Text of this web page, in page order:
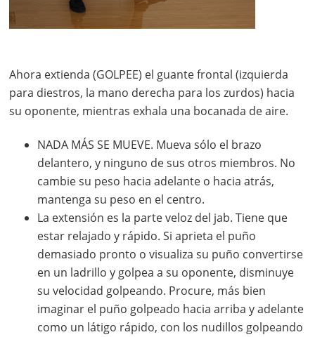
Ahora extienda (GOLPEE) el guante frontal (izquierda
para diestros, la mano derecha para los zurdos) hacia
su oponente, mientras exhala una bocanada de aire.
NADA MÁS SE MUEVE. Mueva sólo el brazo
delantero, y ninguno de sus otros miembros. No
cambie su peso hacia adelante o hacia atrás,
mantenga su peso en el centro.
La extensión es la parte veloz del jab. Tiene que
estar relajado y rápido. Si aprieta el puño
demasiado pronto o visualiza su puño convertirse
en un ladrillo y golpea a su oponente, disminuye
su velocidad golpeando. Procure, más bien
imaginar el puño golpeado hacia arriba y adelante
como un látigo rápido, con los nudillos golpeando